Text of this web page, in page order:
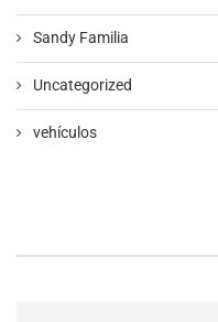
Sandy Familia
Uncategorized
vehículos